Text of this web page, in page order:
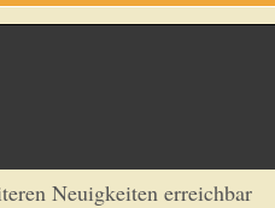
Neuigkeiten erreichbar